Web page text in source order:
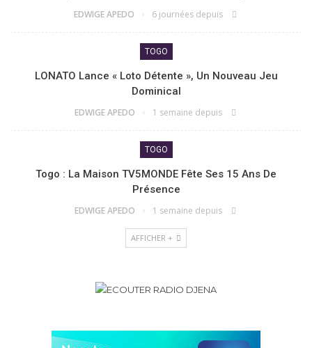
EDWIGE APEDO 6 journées depuis
TOGO
LONATO Lance « Loto Détente », Un Nouveau Jeu
Dominical
EDWIGE APEDO 1 semaine depuis
TOGO
Togo : La Maison TV5MONDE Fête Ses 15 Ans De
Présence
EDWIGE APEDO 1 semaine depuis
AFFICHER +